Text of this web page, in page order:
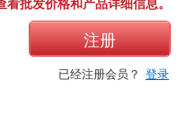
注册
已经注册会员？ 登录